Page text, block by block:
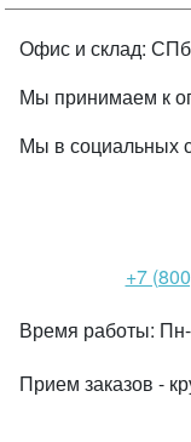
Офис и склад:
Мы принимаем к
Мы в социальных
+7
Время работы:
Прием заказов -